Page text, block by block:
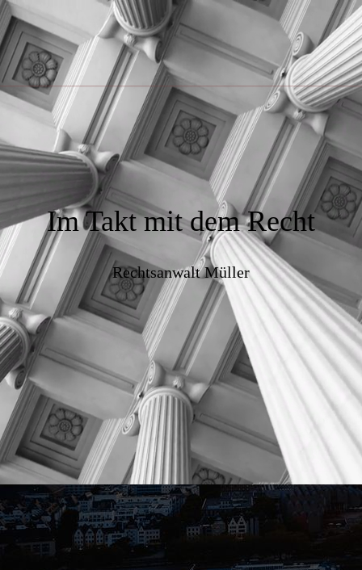
Im Takt mit dem Recht
Rechtsanwalt Müller